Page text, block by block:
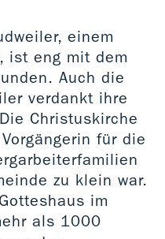
einem
ist eng mit dem
Auch die
verdankt ihre
Christuskirche
für die
zu klein war.
im
als 1000